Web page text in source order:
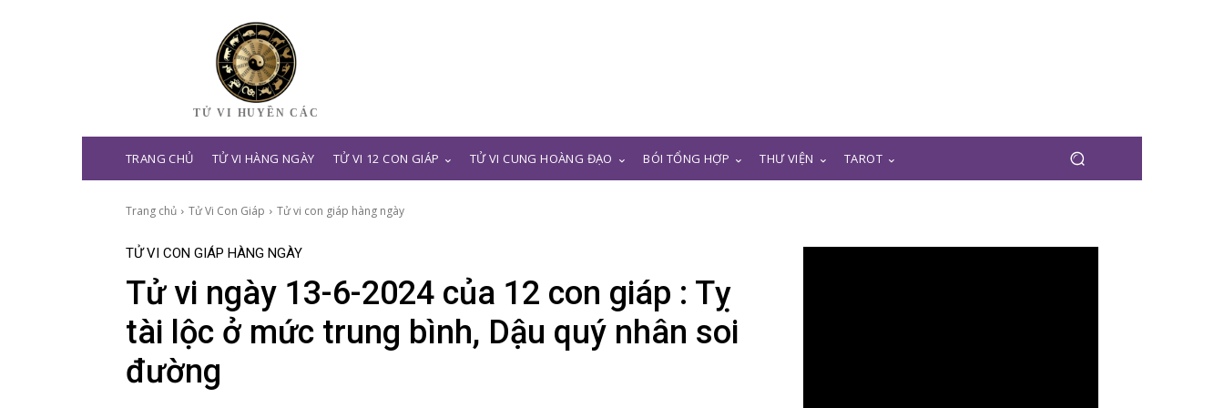
TỬ VI HUYỀN CÁC
TRANG CHỦ TỬ VI HÀNG NGÀY TỬ VI 12 CON GIÁP TỬ VI CUNG HOÀNG ĐẠO BÓI TỔNG HỢP THƯ VIỆN TAROT
Trang chủ Tử Vi Con Giáp Tử vi con giáp hàng ngày
TỬ VI CON GIÁP HÀNG NGÀY
Tử vi ngày 13-6-2024 của 12 con giáp : Tỵ
tài lộc ở mức trung bình, Dậu quý nhân soi
đường